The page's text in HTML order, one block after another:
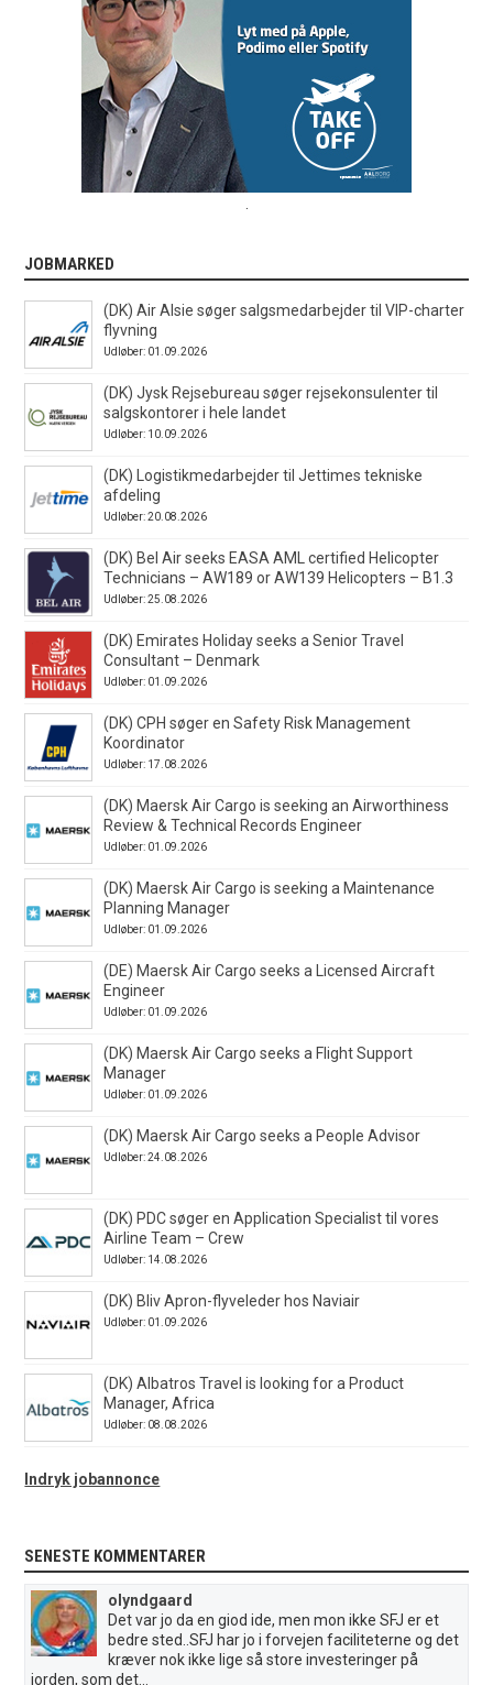
JOBMARKED
(DK) Air Alsie søger salgsmedarbejder til VIP-charter
flyvning
Udløber: 01.09.2026
(DK) Jysk Rejsebureau søger rejsekonsulenter til
salgskontorer i hele landet
Udløber: 10.09.2026
(DK) Logistikmedarbejder til Jettimes tekniske
afdeling
Udløber: 20.08.2026
(DK) Bel Air seeks EASA AML certified Helicopter
Technicians – AW189 or AW139 Helicopters – B1.3
Udløber: 25.08.2026
(DK) Emirates Holiday seeks a Senior Travel
Consultant – Denmark
Udløber: 01.09.2026
(DK) CPH søger en Safety Risk Management
Koordinator
Udløber: 17.08.2026
(DK) Maersk Air Cargo is seeking an Airworthiness
Review & Technical Records Engineer
Udløber: 01.09.2026
(DK) Maersk Air Cargo is seeking a Maintenance
Planning Manager
Udløber: 01.09.2026
(DE) Maersk Air Cargo seeks a Licensed Aircraft
Engineer
Udløber: 01.09.2026
(DK) Maersk Air Cargo seeks a Flight Support
Manager
Udløber: 01.09.2026
(DK) Maersk Air Cargo seeks a People Advisor
Udløber: 24.08.2026
(DK) PDC søger en Application Specialist til vores
Airline Team – Crew
Udløber: 14.08.2026
(DK) Bliv Apron-flyveleder hos Naviair
Udløber: 01.09.2026
(DK) Albatros Travel is looking for a Product
Manager, Africa
Udløber: 08.08.2026
Indryk jobannonce
SENESTE KOMMENTARER
olyndgaard
Det var jo da en giod ide, men mon ikke SFJ er et
bedre sted..SFJ har jo i forvejen faciliteterne og det
kræver nok ikke lige så store investeringer på
jorden, som det...